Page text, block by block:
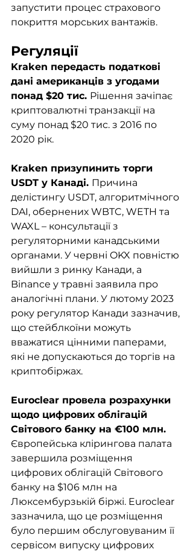
запустити процес страхового
покриття морських вантажів.
Регуляції
Kraken передасть податкові
дані американців з угодами
понад $20 тис. Рішення зачіпає
криптовалютні транзакції на
суму понад $20 тис. з 2016 по
2020 рік.
Kraken призупинить торги
USDT у Канаді. Причина
делістингу USDT, алгоритмічного
DAI, обернених WBTC, WETH та
WAXL – консультації з
регуляторними канадськими
органами. У червні OKX повністю
вийшли з ринку Канади, а
Binance у травні заявила про
аналогічні плани. У лютому 2023
року регулятор Канади зазначив,
що стейблкоїни можуть
вважатися цінними паперами,
які не допускаються до торгів на
криптобіржах.
Euroclear провела розрахунки
щодо цифрових облігацій
Світового банку на €100 млн.
Європейська клірингова палата
завершила розміщення
цифрових облігацій Світового
банку на $106 млн на
Люксембурзькій біржі. Euroclear
зазначила, що це розміщення
було першим обслуговуваним її
сервісом випуску цифрових